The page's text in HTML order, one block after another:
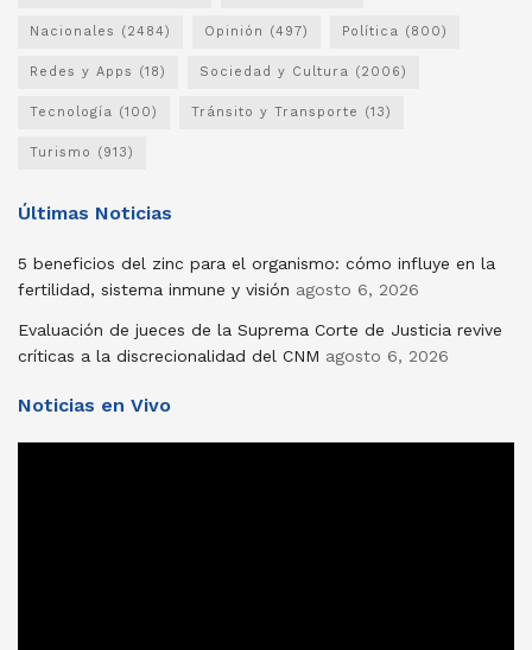
Nacionales (2484) Opinión (497) Política (800)
Redes y Apps (18) Sociedad y Cultura (2006)
Tecnología (100) Tránsito y Transporte (13)
Turismo (913)
Últimas Noticias
5 beneficios del zinc para el organismo: cómo influye en la
fertilidad, sistema inmune y visión agosto 6, 2026
Evaluación de jueces de la Suprema Corte de Justicia revive
críticas a la discrecionalidad del CNM agosto 6, 2026
Noticias en Vivo